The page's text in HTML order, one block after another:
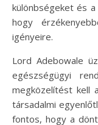
különbségeket és
hogy
igényeire.
Lord Adebowale
egészségügyi
megközelítést kell
társadalmi
fontos, hogy a